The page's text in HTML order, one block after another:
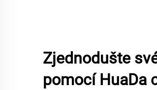
Zjednodušte
pomocí HuaDa